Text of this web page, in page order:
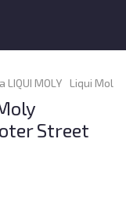
MOLY Liqui Moly
Street